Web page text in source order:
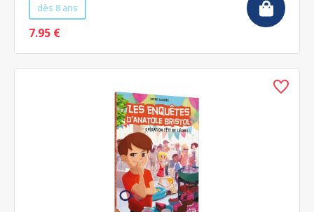
dès 8 ans
7.95 €